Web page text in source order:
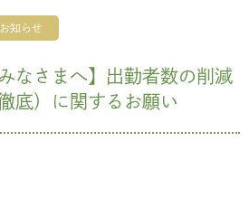
知らせ
なさまへ】出勤者数の削減
底）に関するお願い